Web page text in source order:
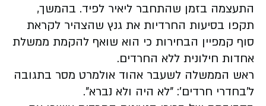
התעצמה בזמן שהתחבר ליאיר לפיד. בהמשך,
תקפו בסיעות החרדיות את גנץ שהצהיר לקראת
סוף קמפיין הבחירות כי הוא שואף להקמת ממשלת
אחדות חילונית ללא החרדים.
ראש הממשלה לשעבר אהוד אולמרט מסר בתגובה
ל'בחדרי חרדים': "לא היה ולא נברא".